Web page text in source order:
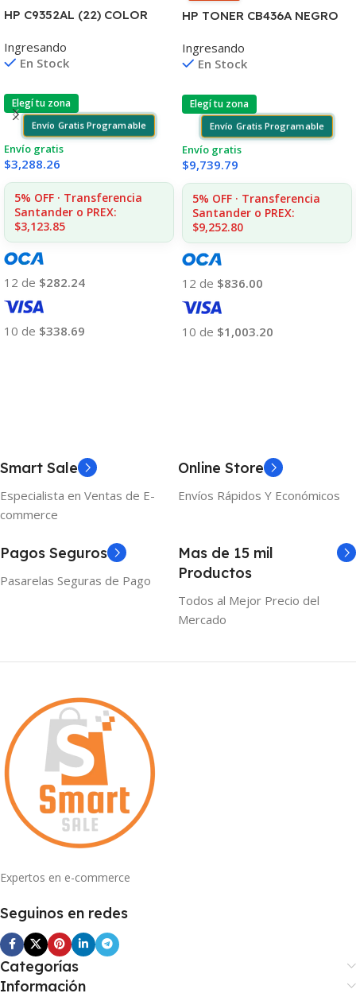
HP C9352AL (22) COLOR
5 6ML (D)
Ingresando
En Stock
Elegí tu zona
Envío Gratis Programable
Envío gratis
$3,288.26
5% OFF · Transferencia
Santander o PREX:
$3,123.85
12 de $282.24
10 de $338.69
HP TONER CB436A NEGRO
2.000 COPIAS
Ingresando
En Stock
Elegí tu zona
Envío Gratis Programable
Envío gratis
$9,739.79
5% OFF · Transferencia
Santander o PREX:
$9,252.80
12 de $836.00
10 de $1,003.20
Smart Sale
Especialista en Ventas de E-
commerce
Online Store
Envíos Rápidos Y Económicos
Pagos Seguros
Pasarelas Seguras de Pago
Mas de 15 mil
Productos
Todos al Mejor Precio del
Mercado
Expertos en e-commerce
Seguinos en redes
Categorías
Información